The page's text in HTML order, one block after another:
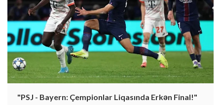
"PSJ - Bayern: Çempionlar Liqasında Erkən Final!"